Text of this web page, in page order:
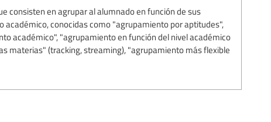
consisten en agrupar al alumnado en función de sus
académico, conocidas como "agrupamiento por aptitudes",
académico", "agrupamiento en función del nivel académico
materias" (tracking, streaming), "agrupamiento más flexible